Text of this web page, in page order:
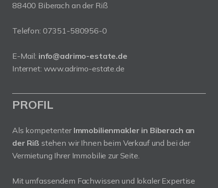
88400 Biberach an der Riß
Telefon: 07351-580956-0
E-Mail: info@adrimo-estate.de
Internet: www.adrimo-estate.de
PROFIL
Als kompetenter Immobilienmakler in Biberach an
der Riß stehen wir Ihnen beim Verkauf und bei der
Vermietung Ihrer Immobilie zur Seite.
Mit umfassendem Fachwissen und lokaler Expertise